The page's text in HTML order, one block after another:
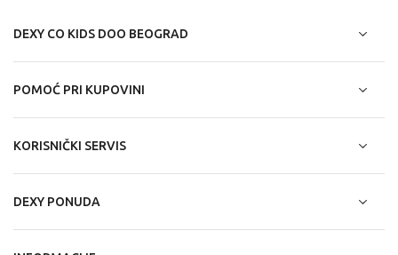
DEXY CO KIDS DOO BEOGRAD
POMOĆ PRI KUPOVINI
KORISNIČKI SERVIS
DEXY PONUDA